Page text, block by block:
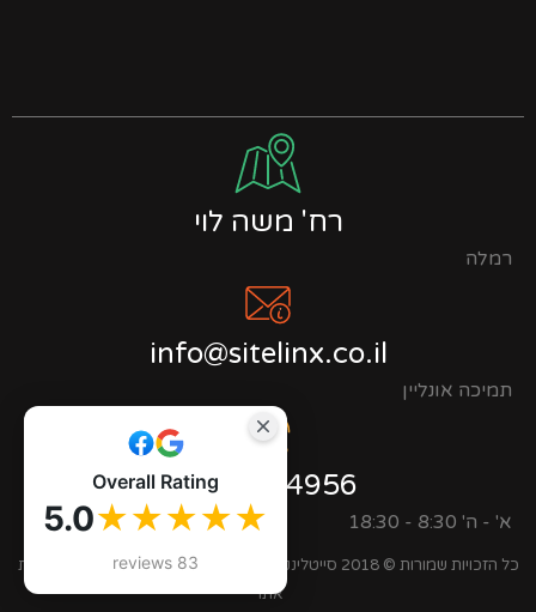
רח' משה לוי
רמלה
info@sitelinx.co.il
תמיכה אונליין
0723944956
א' - ה' 8:30 - 18:30
כל הזכויות שמורות © 2018 סייטלינקס בנייה, ניהול מוניטין וקידום אתרים |
מפת
אתר
Overall Rating
5.0★★★★★
83 reviews